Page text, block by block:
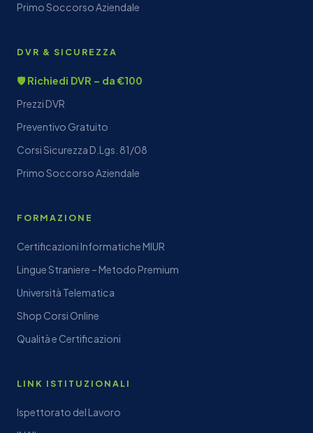
Primo Soccorso Aziendale
DVR & SICUREZZA
🛡️ Richiedi DVR – da €100
Prezzi DVR
Preventivo Gratuito
Corsi Sicurezza D.Lgs. 81/08
Primo Soccorso Aziendale
FORMAZIONE
Certificazioni Informatiche MIUR
Lingue Straniere – Metodo Premium
Università Telematica
Shop Corsi Online
Qualità e Certificazioni
LINK ISTITUZIONALI
Ispettorato del Lavoro